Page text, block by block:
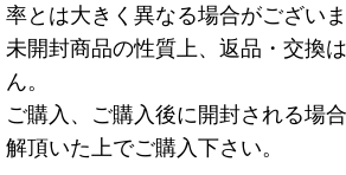
率とは大きく異なる場合がございま
未開封商品の性質上、返品・交換
ん。
ご購入、ご購入後に開封される場
解頂いた上でご購入下さい。